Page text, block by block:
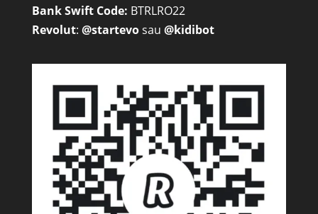
Bank Swift Code: BTRLRO22
Revolut: @startevosau @kidibot